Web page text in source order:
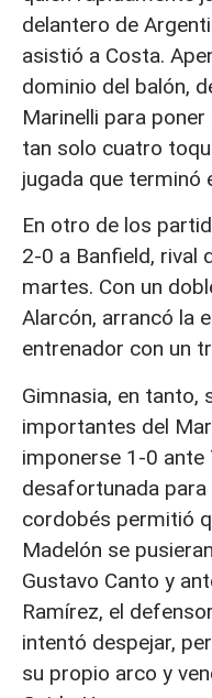
delantero de
asistió a Costa.
dominio del balón,
Marinelli para
tan solo cuatro
jugada que terminó
En otro de los
2-0 a Banfield, rival
martes. Con un
Alarcón, arrancó la
entrenador con un
Gimnasia, en tanto,
importantes del
imponerse 1-0 ante
desafortunada
cordobés permitió
Madelón se
Gustavo Canto y
Ramírez, el
intentó despejar,
su propio arco y